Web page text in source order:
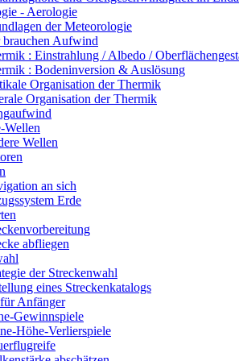
- Aerologie
der Meteorologie
brauchen Aufwind
: Einstrahlung / Albedo /
: Bodeninversion & Auslösung
Organisation der Thermik
Organisation der Thermik
Wellen
Wellen
an sich
Erde
abfliegen
der Streckenwahl
eines Streckenkatalogs
Anfänger
Gewinnspiele
Höhe-Verlierspiele